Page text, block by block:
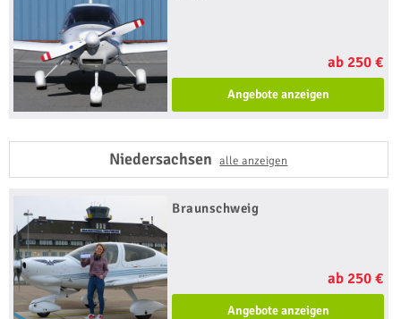
ab 250 €
Angebote anzeigen
Niedersachsenalle anzeigen
Braunschweig
ab 250 €
Angebote anzeigen